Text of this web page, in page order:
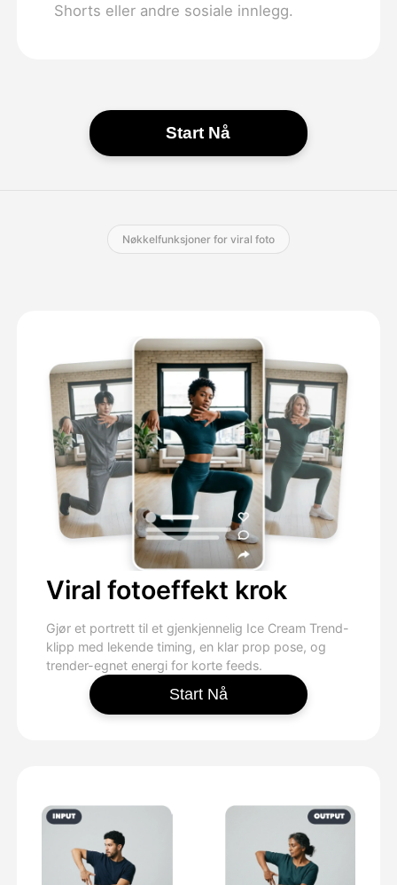
Shorts eller andre sosiale innlegg.
Start Nå
Nøkkelfunksjoner for viral foto
Viral fotoeffekt krok
Gjør et portrett til et gjenkjennelig Ice Cream Trend-
klipp med lekende timing, en klar prop pose, og
trender-egnet energi for korte feeds.
Start Nå